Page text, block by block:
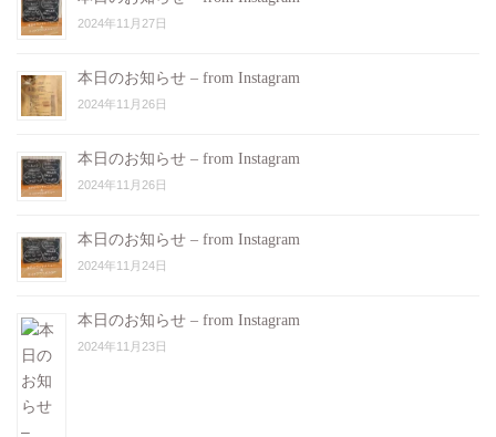
2024年11月27日
本日のお知らせ – from Instagram
2024年11月26日
本日のお知らせ – from Instagram
2024年11月26日
本日のお知らせ – from Instagram
2024年11月24日
本日のお知らせ – from Instagram
2024年11月23日